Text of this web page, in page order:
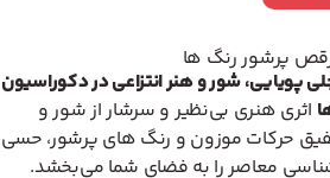
رقص پرشور رنگ ها
پویایی، شور و هنر انتزاعی در دکوراسیون
اثری هنری بی‌نظیر و سرشار از شور و
حرکات موزون و رنگ های پرشور، حسی
معاصر را به فضای شما می‌بخشد.